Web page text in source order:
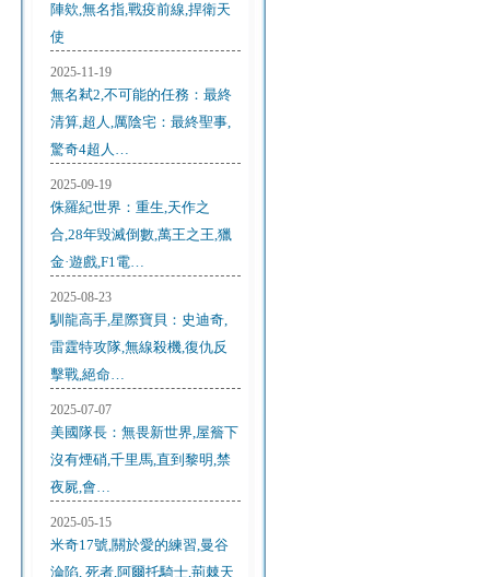
陣欸,無名指,戰疫前線,捍衛天
使
2025-11-19
無名弒2,不可能的任務：最終
清算,超人,厲陰宅：最終聖事,
驚奇4超人…
2025-09-19
侏羅紀世界：重生,天作之
合,28年毀滅倒數,萬王之王,獵
金·遊戲,F1電…
2025-08-23
馴龍高手,星際寶貝：史迪奇,
雷霆特攻隊,無線殺機,復仇反
擊戰,絕命…
2025-07-07
美國隊長：無畏新世界,屋簷下
沒有煙硝,千里馬,直到黎明,禁
夜屍,會…
2025-05-15
米奇17號,關於愛的練習,曼谷
淪陷, 死者,阿爾托騎士,荊棘天